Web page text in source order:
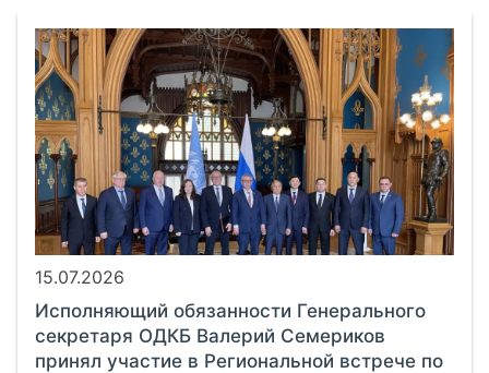
15.07.2026
Исполняющий обязанности Генерального
секретаря ОДКБ Валерий Семериков
принял участие в Региональной встрече по